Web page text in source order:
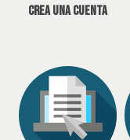
Crea una cuenta